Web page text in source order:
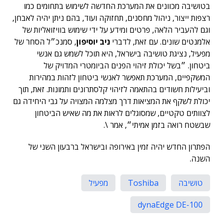
בטושיבה מכוונים את המערכת החדשה לשימוש בתחומים כמו
רצפות ייצור, ניהול מחסנים, תחזוקה ועוד, בהם ניתן יהיה לאבחן,
וגם להעביר הלאה, פרטים ומידע על ידי שימוש בוויזואליות של
אלמנטים שונים. עם זאת, לדברי ניב יוסיפון, סמנכ״ל הסחר של
מפעיל, נציגת טושיבה בישראל, היא תוכל לשמש גם אנשי
ביטחון. ״בשל יכולת זיהוי הפנים הביומטרי המדויק של
המשקפיים, המערכת תאפשר לאנשי ביטחון לזהות במהירות
וביעילות חשודים בהתאמה לזיהוי קלסתרונים ותמונות. זאת, תוך
יכולת לשקף את המציאות דרך מצלמה המצויה על גבי היחידה גם
לצוותים טקטיים, שמסוגלים לראות את מה שאיש הביטחון
שבשטח רואה בזמן אמיתי״, אמר \.
הפתרון החדש יהיה זמין באירופה ובישראל ברבעון השני של
השנה.
טושיבה Toshiba
מפעיל
dynaEdge DE-100